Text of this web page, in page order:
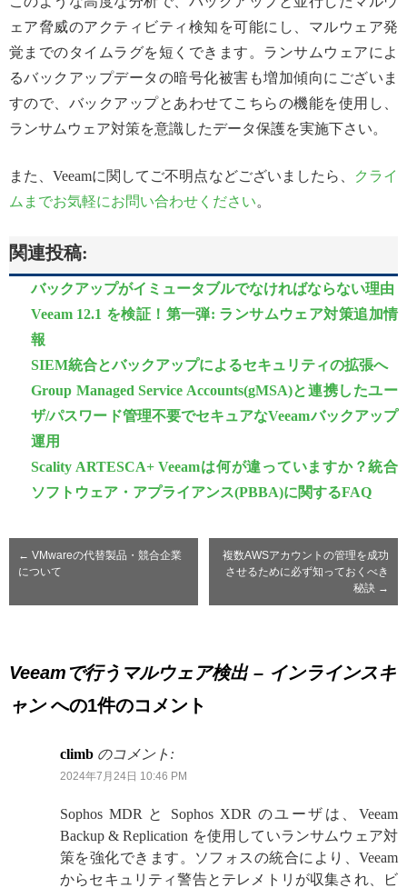
ェア脅威のアクティビティ検知を可能にし、マルウェア発
覚までのタイムラグを短くできます。ランサムウェアによ
るバックアップデータの暗号化被害も増加傾向にございま
すので、バックアップとあわせてこちらの機能を使用し、
ランサムウェア対策を意識したデータ保護を実施下さい。
また、Veeamに関してご不明点などございましたら、
クライ
ムまでお気軽にお問い合わせください。
関連投稿:
バックアップがイミュータブルでなければならない理由
Veeam 12.1 を検証！第一弾: ランサムウェア対策追加情
報
SIEM統合とバックアップによるセキュリティの拡張へ
Group Managed Service Accounts(gMSA)と連携したユー
ザ/パスワード管理不要でセキュアなVeeamバックアップ
運用
Scality ARTESCA+ Veeamは何が違っていますか？統合
ソフトウェア・アプライアンス(PBBA)に関するFAQ
← VMwareの代替製品・競合企業
について
複数AWSアカウントの管理を成功
させるために必ず知っておくべき
秘訣 →
Veeamで行うマルウェア検出 – インラインスキ
ャンへの1件のコメント
climb のコメント:
2024年7月24日 10:46 PM
Sophos MDR と Sophos XDR のユーザは、Veeam
Backup & Replication を使用していランサムウェア対
策を強化できます。ソフォスの統合により、Veeam
からセキュリティ警告とテレメトリが収集され、ビ